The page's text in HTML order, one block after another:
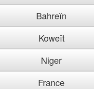
Bahreïn
Koweït
Niger
France